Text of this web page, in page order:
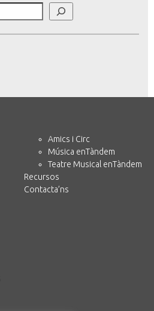
Amics i Circ
Música enTàndem
Teatre Musical enTàndem
Recursos
Contacta’ns